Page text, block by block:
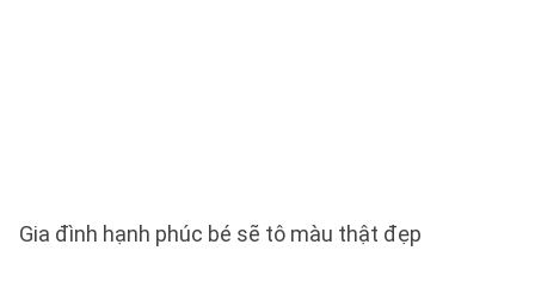
Gia đình hạnh phúc bé sẽ tô màu thật đẹp